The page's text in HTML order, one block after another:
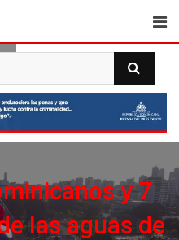
y 7
las aguas de